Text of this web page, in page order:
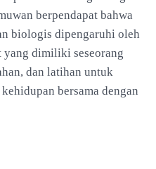
berpendapat bahwa
biologis dipengaruhi oleh
yang dimiliki seseorang
dan latihan untuk
bersama dengan